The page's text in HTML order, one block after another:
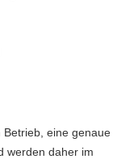
eine genaue
werden daher im